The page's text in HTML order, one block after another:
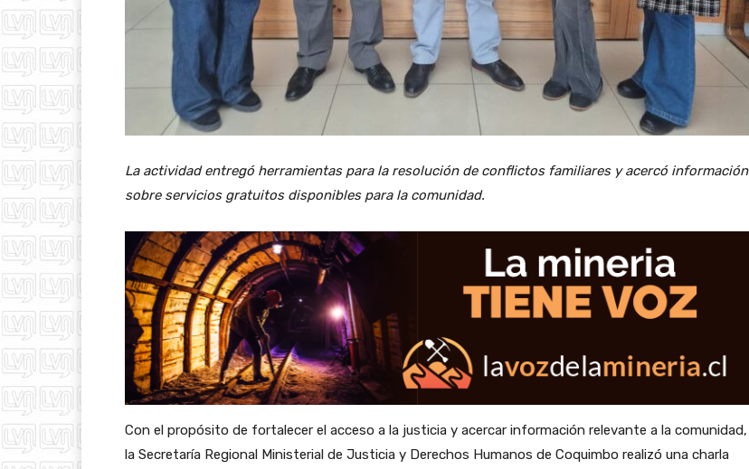
La actividad entregó herramientas para la resolución de conflictos familiares y acercó información
sobre servicios gratuitos disponibles para la comunidad.
Con el propósito de fortalecer el acceso a la justicia y acercar información relevante a la comunidad,
la Secretaría Regional Ministerial de Justicia y Derechos Humanos de Coquimbo realizó una charla